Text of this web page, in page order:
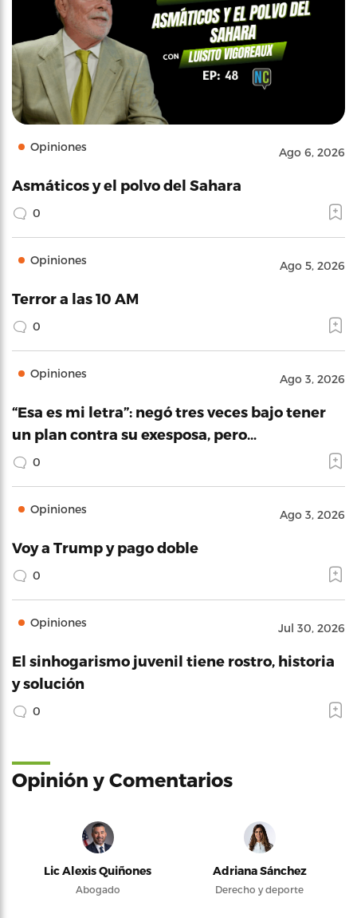
Opiniones Ago 6, 2026
Asmáticos y el polvo del Sahara
0
Opiniones Ago 5, 2026
Terror a las 10 AM
0
Opiniones Ago 3, 2026
“Esa es mi letra”: negó tres veces bajo tener
un plan contra su exesposa, pero…
0
Opiniones Ago 3, 2026
Voy a Trump y pago doble
0
Opiniones Jul 30, 2026
El sinhogarismo juvenil tiene rostro, historia
y solución
0
Opinión y Comentarios
Lic Alexis Quiñones
Abogado
Adriana Sánchez
Derecho y deporte